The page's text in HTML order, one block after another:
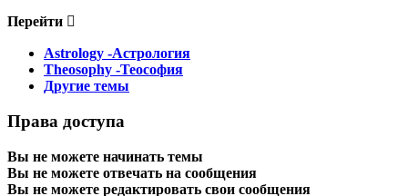
Перейти
Astrology -Астрология
Theosophy -Теософия
Другие темы
Права доступа
Вы не можете начинать темы
Вы не можете отвечать на сообщения
Вы не можете редактировать свои сообщения